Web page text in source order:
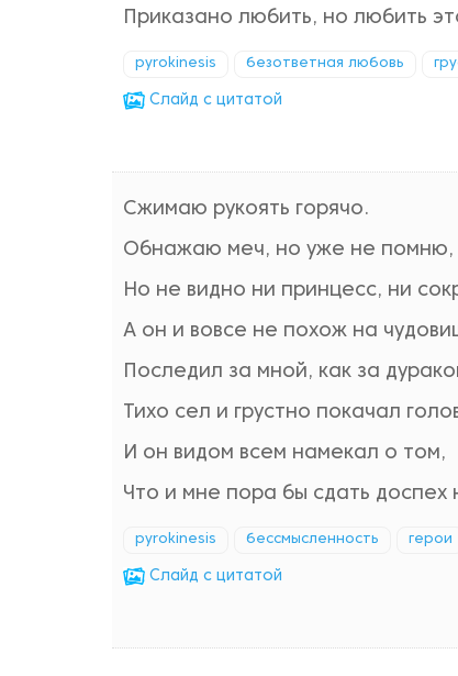
Приказано любить, но любить
pyrokinesis безответная любовь
Cлайд с цитатой
Сжимаю рукоять горячо.
Обнажаю меч, но уже не помню,
Но не видно ни принцесс, ни
А он и вовсе не похож на
Последил за мной, как за
Тихо сел и грустно покачал
И он видом всем намекал о том,
Что и мне пора бы сдать доспех
pyrokinesis бессмысленность герои
Cлайд с цитатой